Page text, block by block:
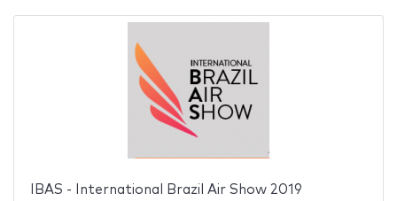
IBAS - International Brazil Air Show 2019